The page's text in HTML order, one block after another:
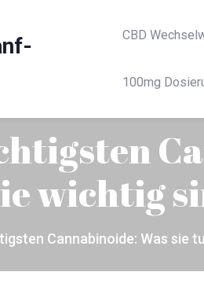
CBD
100mg
wichtig
Cannabinoide: Was sie